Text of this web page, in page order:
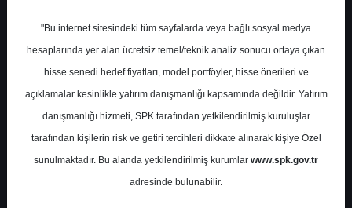
Ana Sayfa Raporlar
Oyak Yatırım
Rapor Detay
Teknik Analiz ve Öneriler
Oyak Yatırım 09 Temmuz 2025
"Bu internet sitesindeki tüm sayfalarda veya bağlı sosyal medya
hesaplarında yer alan ücretsiz temel/teknik analiz sonucu ortaya çıkan
hisse senedi hedef fiyatları, model portföyler, hisse önerileri ve
açıklamalar kesinlikle yatırım danışmanlığı kapsamında değildir. Yatırım
danışmanlığı hizmeti, SPK tarafından yetkilendirilmiş kuruluşlar
tarafından kişilerin risk ve getiri tercihleri dikkate alınarak kişiye Özel
sunulmaktadır. Bu alanda yetkilendirilmiş kurumlar www.spk.gov.tr
adresinde bulunabilir.